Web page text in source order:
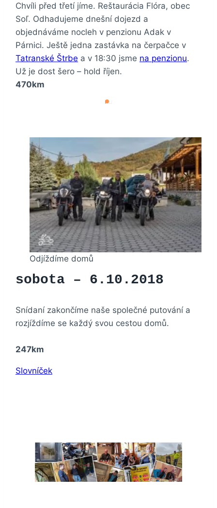
Chvíli před třetí jíme. Reštaurácia Flóra, obec
Soľ. Odhadujeme dnešní dojezd a
objednáváme nocleh v penzionu Adak v
Párnici. Ještě jedna zastávka na čerpačce v
Tatranské Štrbe a v 18:30 jsme na penzionu.
Už je dost šero – hold říjen.
470km
Odjíždíme domů
sobota – 6.10.2018
Snídaní zakončíme naše společné putování a
rozjíždíme se každý svou cestou domů.
247km
Slovníček